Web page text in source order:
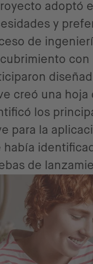
adoptó
y
de
con
creó una hoja
los
para la
había
de